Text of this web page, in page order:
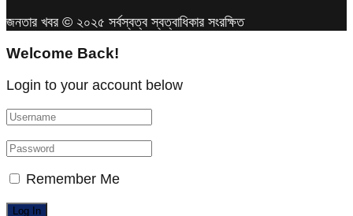
জনতার খবর © ২০২৫ সর্বস্বত্ব স্বত্বাধিকার সংরক্ষিত
Welcome Back!
Login to your account below
Remember Me